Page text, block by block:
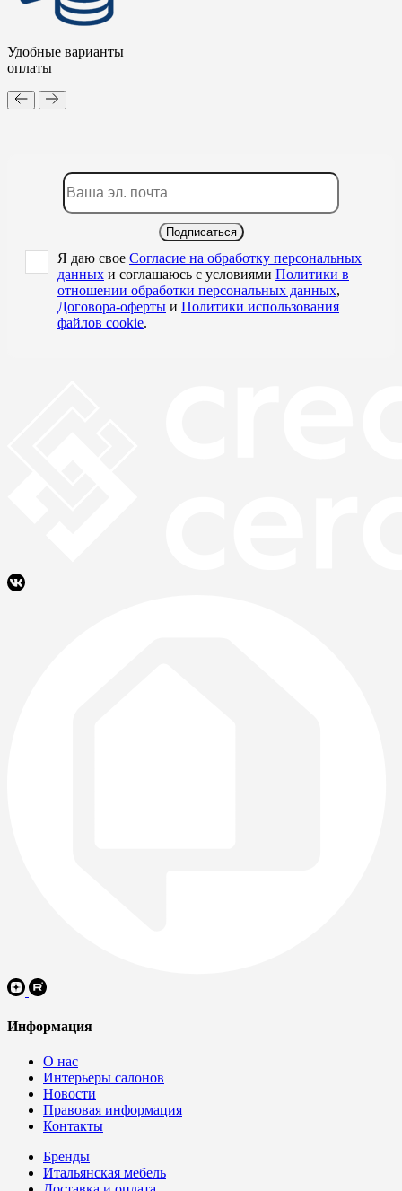
Удобные варианты
оплаты
Подписаться
Я даю свое Согласие на обработку персональных
данных и соглашаюсь с условиями Политики в
отношении обработки персональных данных,
Договора-оферты и Политики использования
файлов cookie.
Информация
О нас
Интерьеры салонов
Новости
Правовая информация
Контакты
Бренды
Итальянская мебель